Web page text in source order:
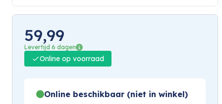
59,99
Levertijd 6 dagen
Online op voorraad
Online beschikbaar (niet in winkel)